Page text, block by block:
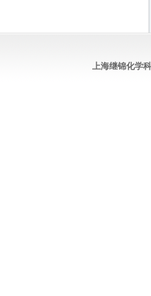
上海继锦化学